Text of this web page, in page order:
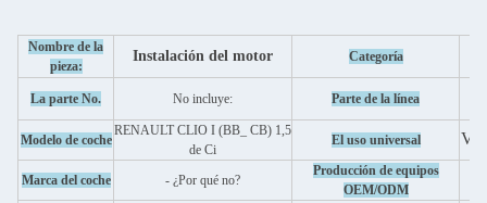
Nombre de la
pieza:
Instalación del motor Categoría
La parte No. No incluye: Parte de la línea
Modelo de coche
RENAULT CLIO I (BB_ CB) 1,5
de Ci
El uso universal
Marca del coche - ¿Por qué no?
Producción de equipos
OEM/ODM